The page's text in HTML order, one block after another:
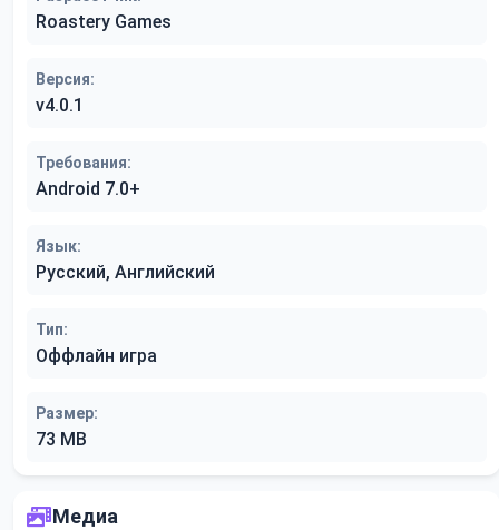
Roastery Games
Версия:
v4.0.1
Требования:
Android 7.0+
Язык:
Русский, Английский
Тип:
Оффлайн игра
Размер:
73 MB
Медиа